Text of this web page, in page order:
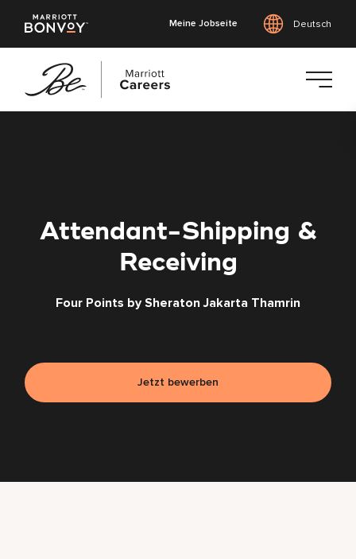
Meine Jobseite Deutsch
Attendant-Shipping &
Receiving
Four Points by Sheraton Jakarta Thamrin
Jetzt bewerben